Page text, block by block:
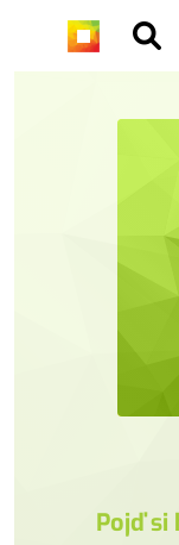
Pojď si